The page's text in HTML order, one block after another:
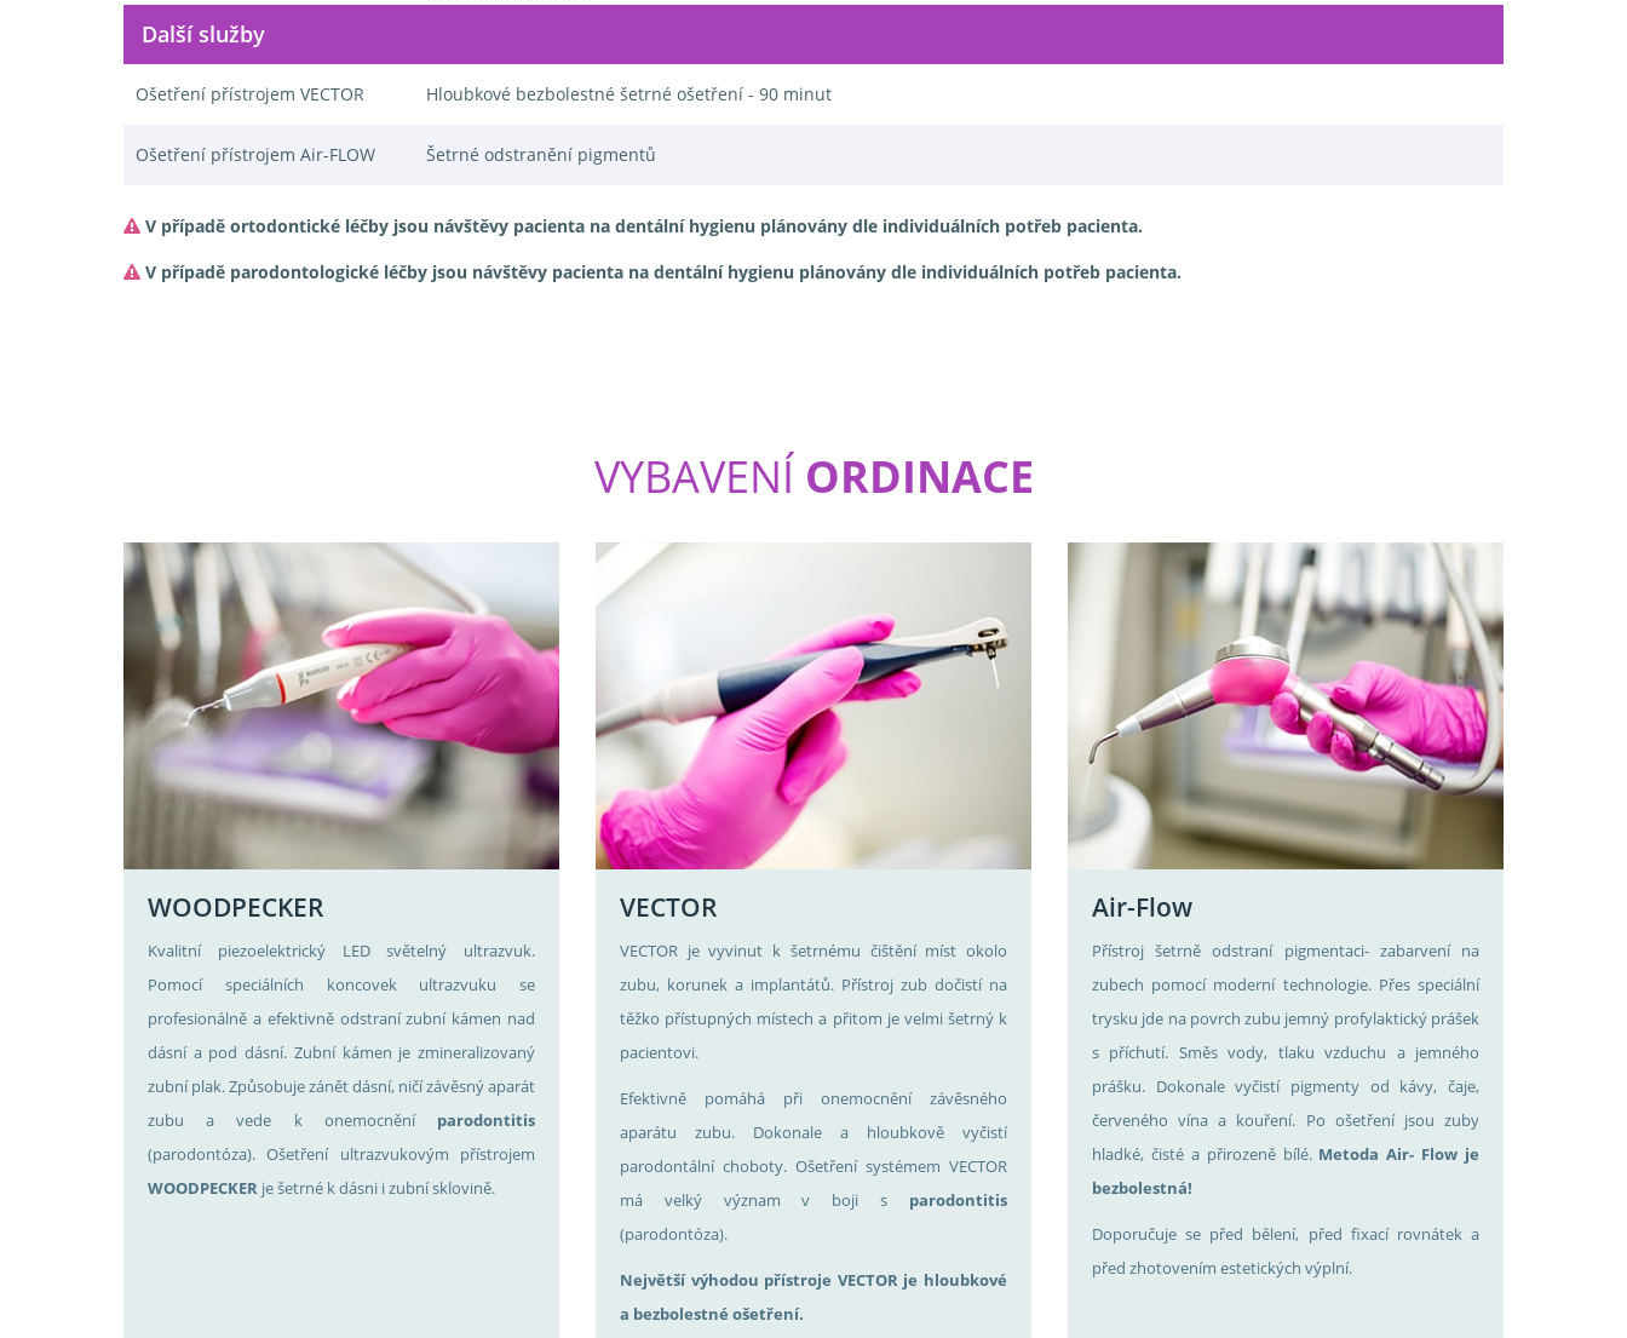
Další služby
Ošetření přístrojem VECTOR Hloubkové bezbolestné šetrné ošetření - 90 minut
Ošetření přístrojem Air-FLOW Šetrné odstranění pigmentů
V případě ortodontické léčby jsou návštěvy pacienta na dentální hygienu plánovány dle individuálních potřeb pacienta.
V případě parodontologické léčby jsou návštěvy pacienta na dentální hygienu plánovány dle individuálních potřeb pacienta.
VYBAVENÍ ORDINACE
WOODPECKER
Kvalitní piezoelektrický LED světelný ultrazvuk.
Pomocí speciálních koncovek ultrazvuku se
profesionálně a efektivně odstraní zubní kámen nad
dásní a pod dásní. Zubní kámen je zmineralizovaný
zubní plak. Způsobuje zánět dásní, ničí závěsný aparát
zubu a vede k onemocnění parodontitis
(parodontóza). Ošetření ultrazvukovým přístrojem
WOODPECKER je šetrné k dásni i zubní sklovině.
VECTOR
VECTOR je vyvinut k šetrnému čištění míst okolo
zubu, korunek a implantátů. Přístroj zub dočistí na
těžko přístupných místech a přitom je velmi šetrný k
pacientovi.
Efektivně pomáhá při onemocnění závěsného
aparátu zubu. Dokonale a hloubkově vyčistí
parodontální choboty. Ošetření systémem VECTOR
má velký význam v boji s parodontitis
(parodontóza).
Největší výhodou přístroje VECTOR je hloubkové
a bezbolestné ošetření.
Air-Flow
Přístroj šetrně odstraní pigmentaci- zabarvení na
zubech pomocí moderní technologie. Přes speciální
trysku jde na povrch zubu jemný profylaktický prášek
s příchutí. Směs vody, tlaku vzduchu a jemného
prášku. Dokonale vyčistí pigmenty od kávy, čaje,
červeného vína a kouření. Po ošetření jsou zuby
hladké, čisté a přirozeně bílé. Metoda Air- Flow je
bezbolestná!
Doporučuje se před bělení, před fixací rovnátek a
před zhotovením estetických výplní.